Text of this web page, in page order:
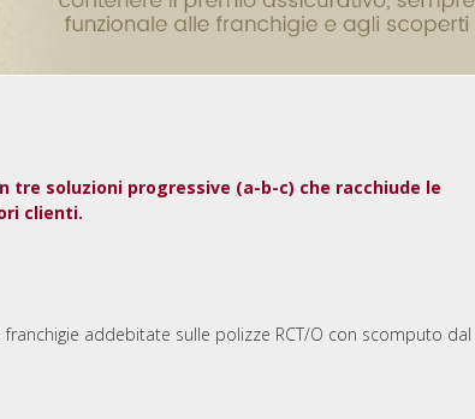
soluzioni progressive (a-b-c) che racchiude le
clienti.
addebitate sulle polizze RCT/O con scomputo dal